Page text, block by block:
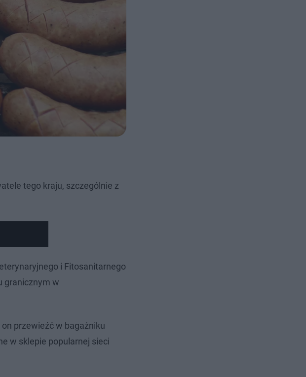
tego kraju, szczególnie z
i Fitosanitarnego
granicznym w
przewieźć w bagażniku
w sklepie popularnej sieci